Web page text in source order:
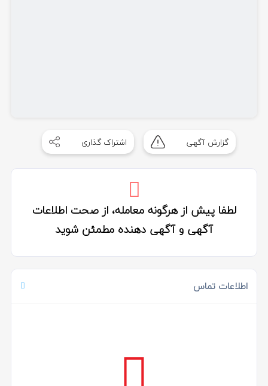
گزارش آگهی اشتراک گذاری
لطفا پیش از هرگونه معامله، از صحت اطلاعات
آگهی و آگهی دهنده مطمئن شوید
اطلاعات تماس